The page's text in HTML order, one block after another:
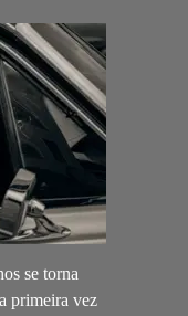
se torna
primeira vez